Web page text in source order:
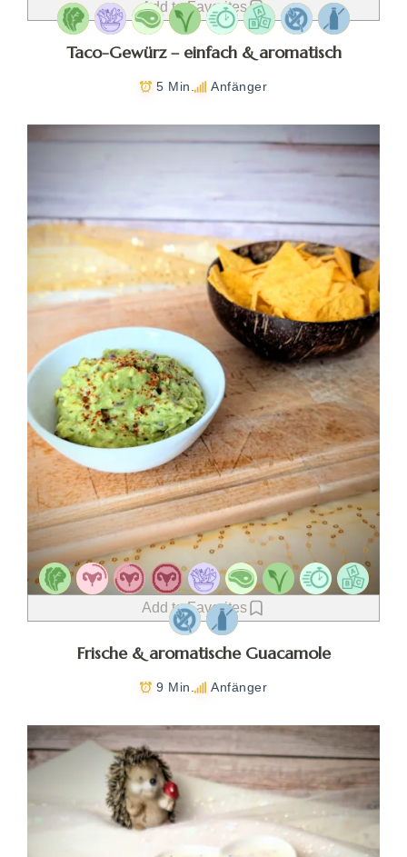
Add to Favorites
Taco-Gewürz – einfach & aromatisch
5 Min. Anfänger
Add to Favorites
Frische & aromatische Guacamole
9 Min. Anfänger